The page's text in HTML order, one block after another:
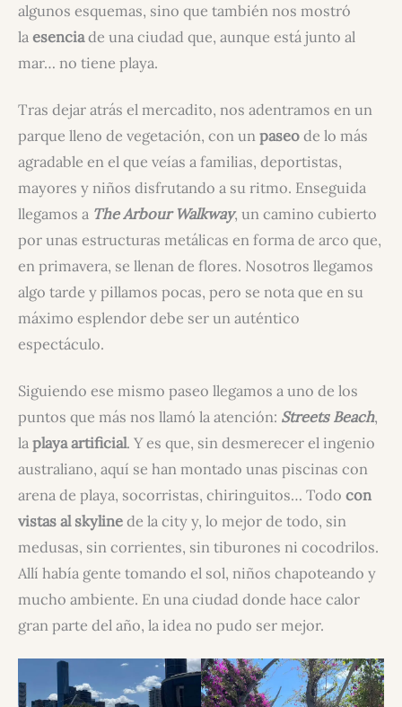
algunos esquemas, sino que también nos mostró
la esenciade una ciudad que, aunque está junto al
mar… no tiene playa.
Tras dejar atrás el mercadito, nos adentramos en un
parque lleno de vegetación, con un paseode lo más
agradable en el que veías a familias, deportistas,
mayores y niños disfrutando a su ritmo. Enseguida
llegamos a The Arbour Walkway, un camino cubierto
por unas estructuras metálicas en forma de arco que,
en primavera, se llenan de flores. Nosotros llegamos
algo tarde y pillamos pocas, pero se nota que en su
máximo esplendor debe ser un auténtico
espectáculo.
Siguiendo ese mismo paseo llegamos a uno de los
puntos que más nos llamó la atención: Streets Beach,
la playa artificial. Y es que, sin desmerecer el ingenio
australiano, aquí se han montado unas piscinas con
arena de playa, socorristas, chiringuitos… Todo con
vistas al skylinede la city y, lo mejor de todo, sin
medusas, sin corrientes, sin tiburones ni cocodrilos.
Allí había gente tomando el sol, niños chapoteando y
mucho ambiente. En una ciudad donde hace calor
gran parte del año, la idea no pudo ser mejor.